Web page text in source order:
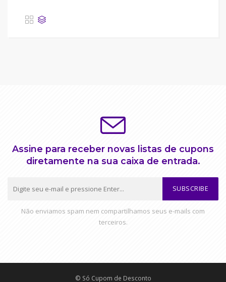
Assine para receber novas listas de cupons
diretamente na sua caixa de entrada.
SUBSCRIBE
Não enviamos spam nem compartilhamos seus e-mails com
terceiros.
© Só Cupom de Desconto